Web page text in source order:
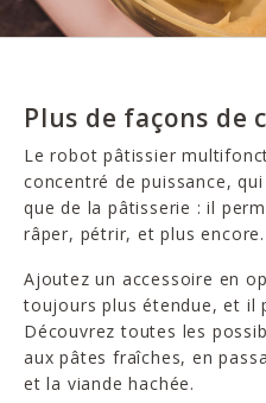
Plus de façons de
Le robot pâtissier
concentré de puissance,
que de la pâtisserie : il
râper, pétrir, et plus encore.
Ajoutez un accessoire en
toujours plus étendue, et il
Découvrez toutes les
aux pâtes fraîches, en
et la viande hachée.